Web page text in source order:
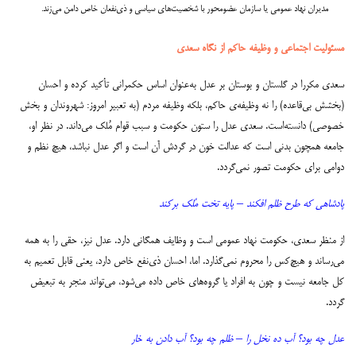
مدیران نهاد عمومی یا سازمان عضومحور با شخصیت‌های سیاسی و ذی‌نفعان خاص دامن می‌زند.
مسئولیت اجتماعی و وظیفه حاکم از نگاه سعدی
سعدی مکررا در گلستان و بوستان بر عدل به‌عنوان اساس حکمرانی تأکید کرده و احسان
(بخشش بی‌قاعده) را نه وظیفه‌ی حاکم، بلکه وظیفه مردم (به تعبیر امروز: شهروندان و بخش
خصوصی) دانسته‌است. سعدی عدل را ستون حکومت و سبب قوام مُلک می‌داند. در نظر او،
جامعه همچون بدنی است که عدالت خون در گردش آن است و اگر عدل نباشد، هیچ نظم و
دوامی برای حکومت تصور نمی‌گردد.
پادشاهی که طرح ظلم افکند – پایه تخت مُلک برکند
از منظر سعدی، حکومت نهاد عمومی است و وظایف همگانی دارد. عدل نیز، حقی را به همه
می‌رساند و هیچ‌کس را محروم نمی‌گذارد. اما، احسان ذی‌نفع خاص دارد، یعنی قابل تعمیم به
کل جامعه نیست و چون به افراد یا گروه‌های خاص داده می‌شود، می‌تواند منجر به تبعیض
گردد.
عدل چه بود؟ آب ده نخل را – ظلم چه بود؟ آب دادن به خار